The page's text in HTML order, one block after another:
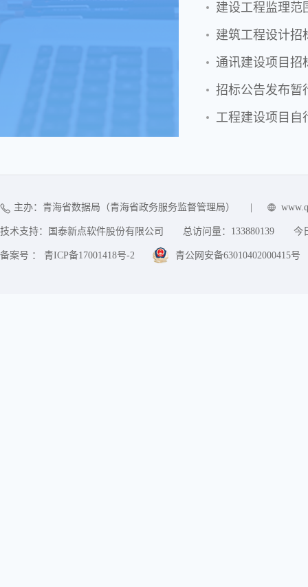
建设工程监理范
建筑工程设计招
通讯建设项目招
招标公告发布暂
工程建设项目自
主办：青海省数据局（青海省政务服务监督管理局）
技术支持：国泰新点软件股份有限公司 总访问量： 133880139 今
备案号 ： 青ICP备17001418号-2 青公网安备63010402000415号